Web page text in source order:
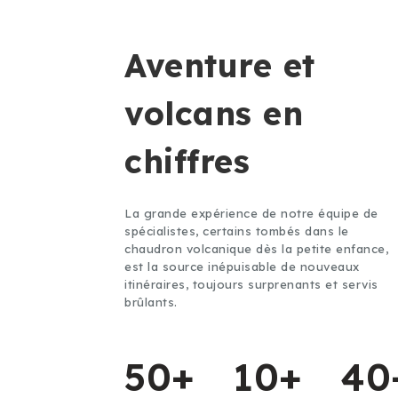
Aventure et
volcans en
chiffres
La grande expérience de notre équipe de
spécialistes, certains tombés dans le
chaudron volcanique dès la petite enfance,
est la source inépuisable de nouveaux
itinéraires, toujours surprenants et servis
brûlants.
50+ 10+